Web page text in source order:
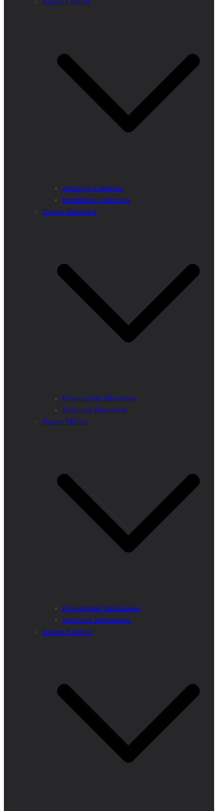
Artistes et Créateurs
Institutions Culturelles
Espace Education
Personnalités Educatives
Structures Educatives
Espace Médias
Personnalités Médiatiques
Structures Médiatiques
Espace Politique